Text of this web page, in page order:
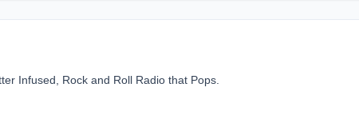
Infused, Rock and Roll Radio that Pops.